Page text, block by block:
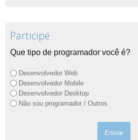
Participe
Que tipo de programador você é?
Desenvolvedor Web
Desenvolvedor Mobile
Desenvolvedor Desktop
Não sou programador / Outros